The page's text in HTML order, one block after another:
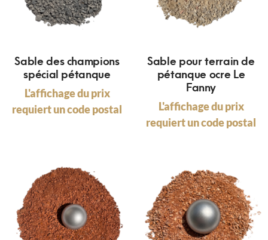
Sable des champions
spécial pétanque
L'affichage du prix
requiert un code postal
Sable pour terrain de
pétanque ocre Le
Fanny
L'affichage du prix
requiert un code postal